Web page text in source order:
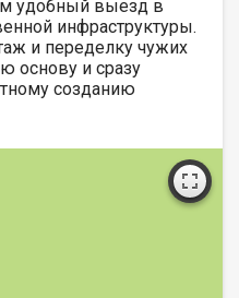
удобный выезд в
инфраструктуры.
и переделку чужих
основу и сразу
созданию